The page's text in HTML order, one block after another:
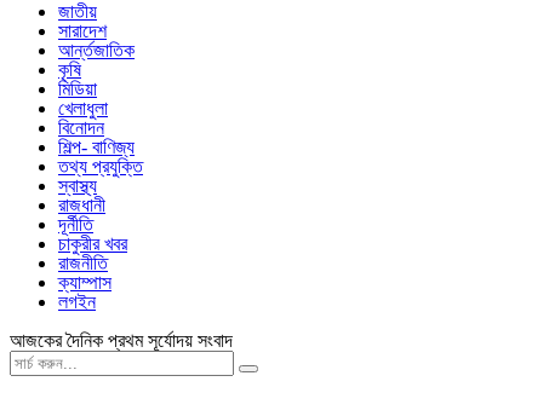
জাতীয়
সারাদেশ
আর্ন্তজাতিক
কৃষি
মিডিয়া
খেলাধুলা
বিনোদন
শিল্প- বাণিজ্য
তথ্য প্রযুক্তি
স্বাস্থ্য
রাজধানী
দূর্নীতি
চাকুরীর খবর
রাজনীতি
ক্যাম্পাস
লগইন
আজকের দৈনিক প্রথম সূর্যোদয় সংবাদ